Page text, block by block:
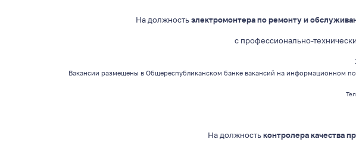
На должностьэлектромонтера по ремонту и
с профессионально-
Вакансии размещены в Общереспубликанском банке вакансий на информационном
На должностьконтролера качества